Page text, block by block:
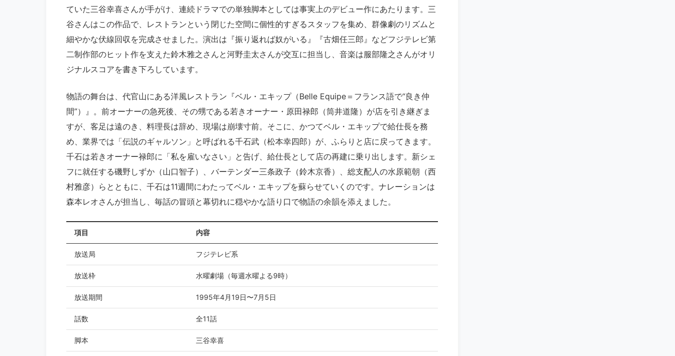
ていた三谷幸喜さんが手がけ、連続ドラマでの単独脚本としては事実上のデビュー作にあたります。三
谷さんはこの作品で、レストランという閉じた空間に個性的すぎるスタッフを集め、群像劇のリズムと
細やかな伏線回収を完成させました。演出は『振り返れば奴がいる』『古畑任三郎』などフジテレビ第
二制作部のヒット作を支えた鈴木雅之さんと河野圭太さんが交互に担当し、音楽は服部隆之さんがオリ
ジナルスコアを書き下ろしています。
物語の舞台は、代官山にある洋風レストラン『ベル・エキップ（Belle Equipe＝フランス語で“良き仲
間”）』。前オーナーの急死後、その甥である若きオーナー・原田禄郎（筒井道隆）が店を引き継ぎま
すが、客足は遠のき、料理長は辞め、現場は崩壊寸前。そこに、かつてベル・エキップで給仕長を務
め、業界では「伝説のギャルソン」と呼ばれる千石武（松本幸四郎）が、ふらりと店に戻ってきます。
千石は若きオーナー禄郎に「私を雇いなさい」と告げ、給仕長として店の再建に乗り出します。新シェ
フに就任する磯野しずか（山口智子）、バーテンダー三条政子（鈴木京香）、総支配人の水原範朝（西
村雅彦）らとともに、千石は11週間にわたってベル・エキップを蘇らせていくのです。ナレーションは
森本レオさんが担当し、毎話の冒頭と幕切れに穏やかな語り口で物語の余韻を添えました。
項目 内容
放送局 フジテレビ系
放送枠 水曜劇場（毎週水曜よる9時）
放送期間 1995年4月19日〜7月5日
話数 全11話
脚本 三谷幸喜